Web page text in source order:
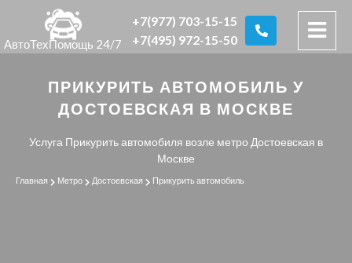
АвтоТехПомощь 24/7
+7(977) 703-15-15
+7(495) 972-15-50
ПРИКУРИТЬ АВТОМОБИЛЬ У
ДОСТОЕВСКАЯ В МОСКВЕ
Услуга Прикурить автомобиля возле метро Достоевская в
Москве
Главная Метро Достоевская Прикурить автомобиль